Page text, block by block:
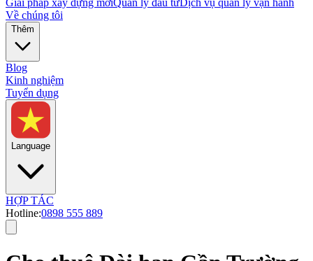
Giải pháp xây dựng mớiQuản lý đầu tưDịch vụ quản lý vận hành
Về chúng tôi
Thêm
Blog
Kinh nghiệm
Tuyển dụng
Language
HỢP TÁC
Hotline:0898 555 889